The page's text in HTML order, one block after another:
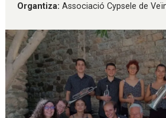
Organtiza: Associació Cypsele de